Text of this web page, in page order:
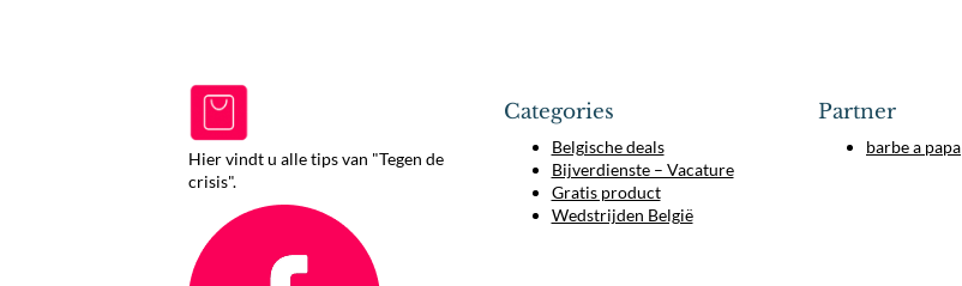
Hier vindt u alle tips van "Tegen de
crisis".
Categories
Belgische deals
Bijverdienste – Vacature
Gratis product
Wedstrijden België
Partner
barbe a papa